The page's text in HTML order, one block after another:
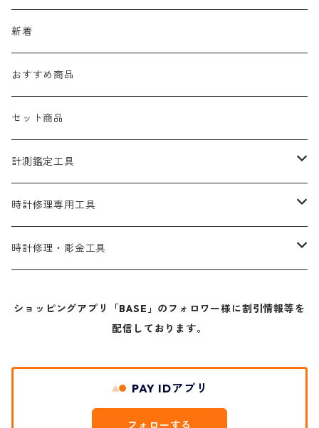
バンド調整
新着
おすすめ商品
セット商品
計測鑑定工具
リングゲージ
指輪サイズ棒
時計修理専用工具
オープナー工具
時計修理・彫金工具
ショッピングアプリ「BASE」のフォロワー様に割引情報等を
配信しております。
PAY IDアプリ
フォローする